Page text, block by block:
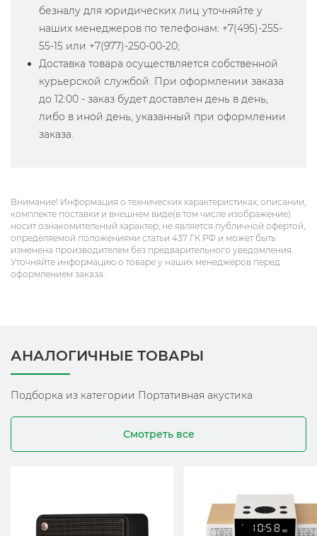
безналу для юридических лиц уточняйте у
наших менеджеров по телефонам: +7(495)-255-
55-15 или +7(977)-250-00-20;
Доставка товара осуществляется собственной
курьерской службой. При оформлении заказа
до 12:00 - заказ будет доставлен день в день,
либо в иной день, указанный при оформлении
заказа.
Внимание! Информация о технических характеристиках, описании,
комплекте поставки и внешнем виде(в том числе изображение)
носит ознакомительный характер, не является публичной офертой,
определяемой положениями статьи 437 ГК РФ и может быть
изменена производителем без предварительного уведомления.
Уточняйте информацию о товаре у наших менеджеров перед
оформлением заказа.
АНАЛОГИЧНЫЕ ТОВАРЫ
Подборка из категории Портативная акустика
Смотреть все